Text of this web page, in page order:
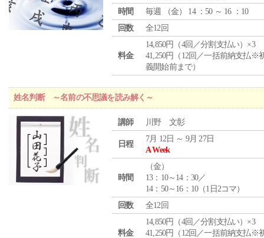
時間
毎週 （金） 14 ：50 ～ 16 ：10
回数
全12回
料金
14,850円（4回／分割支払い）×3
41,250円（12回／一括前納支払※
義開始前まで）
姓名判断 ～名前の不思議を読み解く～
講師 川野 文彰
日程
7月 12日 ～ 9月 27日
A Week
時間
（金）
13：10～14：30／
14：50～16：10（1日2コマ）
回数
全12回
料金
14,850円（4回／分割支払い）×3
41,250円（12回／一括前納支払※